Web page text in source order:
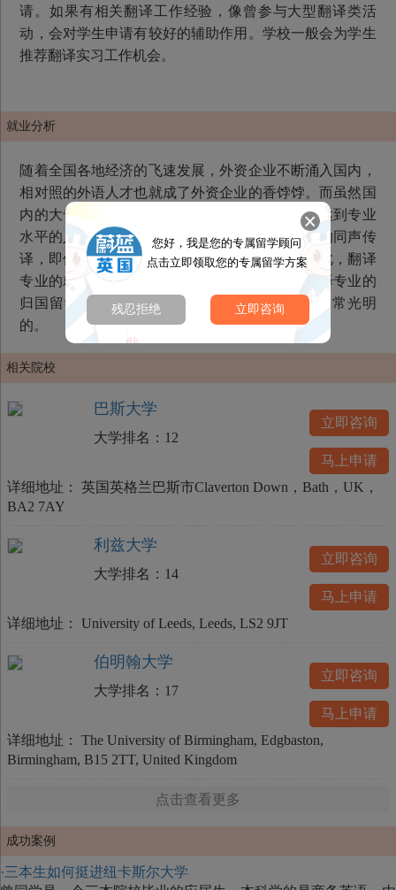
请。如果有相关翻译工作经验，像曾参与大型翻译类活
动，会对学生申请有较好的辅助作用。学校一般会为学生
推荐翻译实习工作机会。
就业分析
随着全国各地经济的飞速发展，外资企业不断涌入国内，
相对照的外语人才也就成了外资企业的香饽饽。而虽然国
内的大专院校都有相关专业开设，但是真正能够达到专业
水平的人却少之又少，尤其是会场或者特殊场合的同声传
译，即使花大价钱也没有太多的人能够胜任。因此，翻译
专业的就业前景非常好，尤其是对于那些学习翻译专业的
归国留学生而言，他们今后归国发展的前景是非常光明
的。
相关院校
巴斯大学
大学排名： 12
立即咨询
马上申请
详细地址：
英国英格兰巴斯市Claverton Down，Bath，UK，
BA2 7AY
利兹大学
大学排名： 14
立即咨询
马上申请
详细地址：
University of Leeds, Leeds, LS2 9JT
伯明翰大学
大学排名： 17
立即咨询
马上申请
详细地址：
The University of Birmingham, Edgbaston,
Birmingham, B15 2TT, United Kingdom
点击查看更多
成功案例
·三本生如何挺进纽卡斯尔大学
您好，我是您的专属留学顾问
点击立即领取您的专属留学方案
残忍拒绝 立即咨询